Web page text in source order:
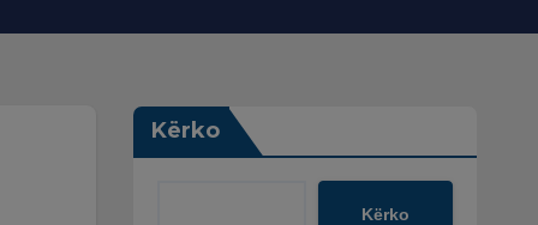
Kërko
Kërko